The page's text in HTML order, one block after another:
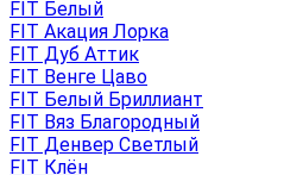
FIT Белый
FIT Акация Лорка
FIT Дуб Аттик
FIT Венге Цаво
FIT Белый Бриллиант
FIT Вяз Благородный
FIT Денвер Светлый
FIT Клён